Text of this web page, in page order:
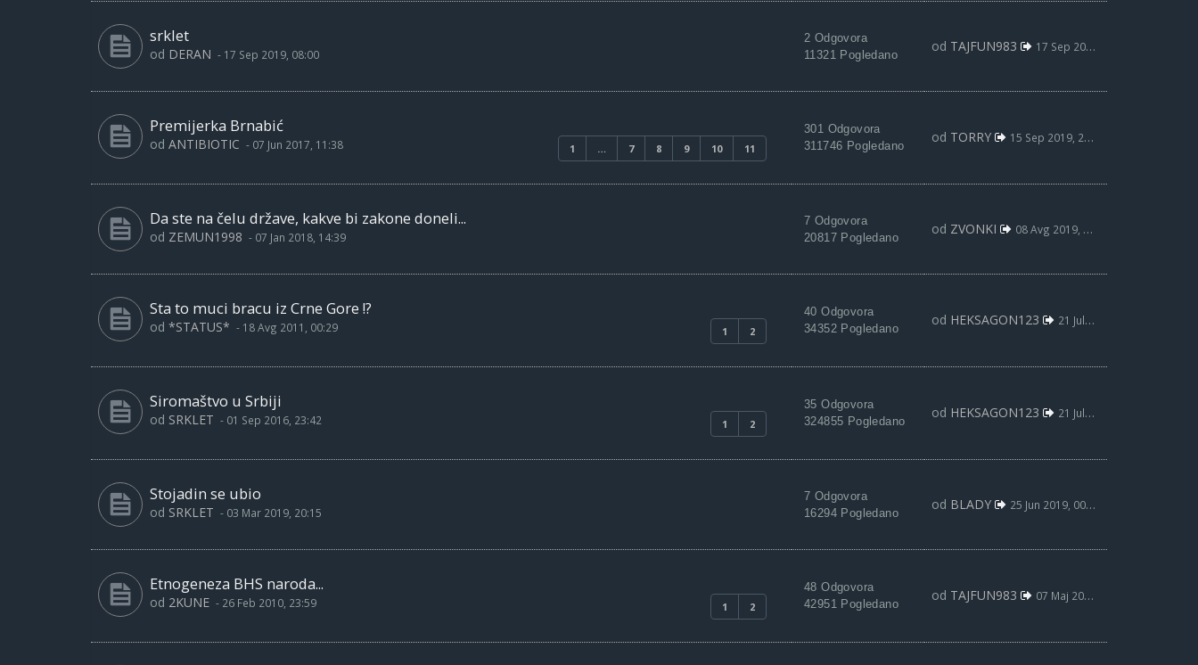
srklet
od DERAN - 17 Sep 2019, 08:00
2 Odgovora
11321 Pogledano
od TAJFUN983 17 Sep 2019, 23:01
Premijerka Brnabić
1 … 7 8 9 10 11
od ANTIBIOTIC - 07 Jun 2017, 11:38
301 Odgovora
311746 Pogledano
od TORRY 15 Sep 2019, 23:11
Da ste na čelu države, kakve bi zakone doneli...
od ZEMUN1998 - 07 Jan 2018, 14:39
7 Odgovora
20817 Pogledano
od ZVONKI 08 Avg 2019, 15:26
Sta to muci bracu iz Crne Gore !?
1 2
od *STATUS* - 18 Avg 2011, 00:29
40 Odgovora
34352 Pogledano
od HEKSAGON123 21 Jul 2019, 02:40
Siromaštvo u Srbiji
1 2
od SRKLET - 01 Sep 2016, 23:42
35 Odgovora
324855 Pogledano
od HEKSAGON123 21 Jul 2019, 02:25
Stojadin se ubio
od SRKLET - 03 Mar 2019, 20:15
7 Odgovora
16294 Pogledano
od BLADY 25 Jun 2019, 00:32
Etnogeneza BHS naroda...
1 2
od 2KUNE - 26 Feb 2010, 23:59
48 Odgovora
42951 Pogledano
od TAJFUN983 07 Maj 2019, 17:35